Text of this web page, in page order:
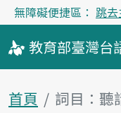
無障礙便捷區： 跳
教育部臺灣台
首頁 詞目：聽